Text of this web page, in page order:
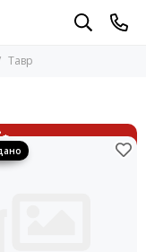
Тавр
Фильтр товаров